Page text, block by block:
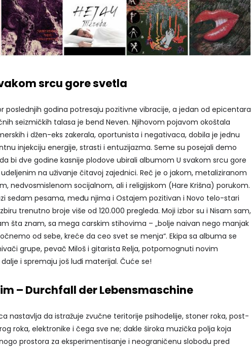
srcu gore svetla
poslednjih godina potresaju pozitivne vibracije, a jedan od epicentara
seizmičkih talasa je bend Neven. Njihovom pojavom okoštala
i džen-eks zakerala, oportunista i negativaca, dobila je jednu
injekciju energije, strasti i entuzijazma. Seme su posejali demo
bi dve godine kasnije plodove ubirali albumom U svakom srcu gore
na uživanje čitavoj zajednici. Reč je o jakom, metaliziranom
nedvosmislenom socijalnom, ali i religijskom (Hare Krišna) porukom.
sedam pesama, među njima i Ostajem pozitivan i Novo telo-stari
trenutno broje više od 120.000 pregleda. Moji izbor su i Nisam sam,
šta znam, sa mega carskim stihovima – „bolje naivan nego manjak
od sebe, kreće da ceo svet se menja“. Ekipa sa albuma se
grupe, pevač Miloš i gitarista Relja, potpomognuti novim
i spremaju još luđi materijal. Čuće se!
– Durchfall der Lebensmaschine
nastavlja da istražuje zvučne teritorije psihodelije, stoner roka, post-
roka, elektronike i čega sve ne; dakle široka muzička polja koja
prostora za eksperimentisanje i neograničenu slobodu pred